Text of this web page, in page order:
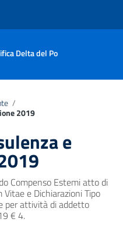
Delta del Po
/
2019
e
Compenso Estemi atto di
e Dichiarazioni Tipo
per attività di addetto
€ 4.